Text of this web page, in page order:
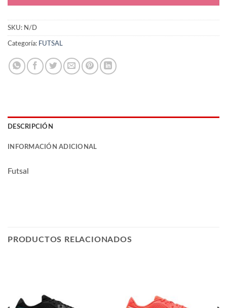
SKU: N/D
Categoría: FUTSAL
DESCRIPCIÓN
INFORMACIÓN ADICIONAL
Futsal
PRODUCTOS RELACIONADOS